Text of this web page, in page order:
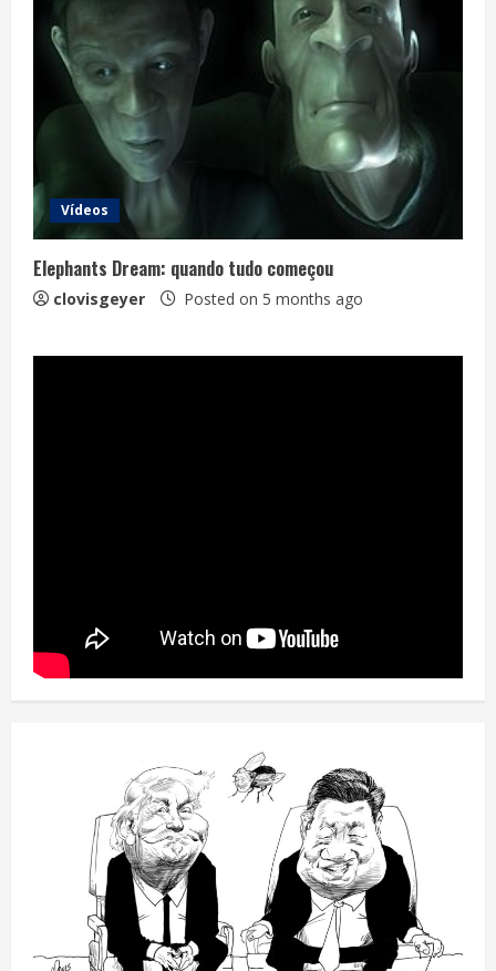
Vídeos
Elephants Dream: quando tudo começou
clovisgeyer Posted on 5 months ago